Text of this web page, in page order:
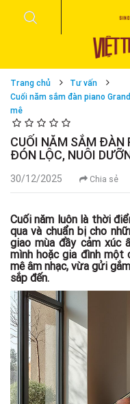
Trang chủ
Tư vấn
Cuối năm sắm đàn piano
mê
CUỐI NĂM SẮM ĐÀN
ĐÓN LỘC, NUÔI
30/12/2025 Chia sẻ
Cuối năm luôn là thời
qua và chuẩn bị cho
giao mùa đầy cảm xúc
mình hoặc gia đình một
mê âm nhạc, vừa gửi
sắp đến.